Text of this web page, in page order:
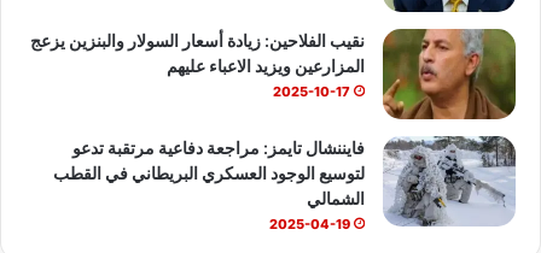
نقيب الفلاحين: زيادة أسعار السولار والبنزين يزعج
المزارعين ويزيد الاعباء عليهم
2025-10-17
فايننشال تايمز: مراجعة دفاعية مرتقبة تدعو
لتوسيع الوجود العسكري البريطاني في القطب
الشمالي
2025-04-19